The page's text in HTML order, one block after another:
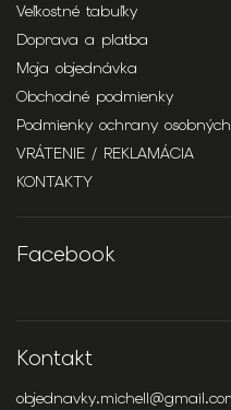
Veľkostné tabuľky
Doprava a platba
Moja objednávka
Obchodné podmienky
Podmienky ochrany
VRÁTENIE / REKLAMÁCIA
KONTAKTY
Facebook
Kontakt
objednavky.michell@